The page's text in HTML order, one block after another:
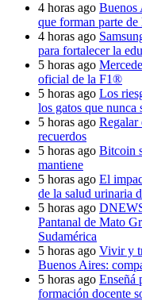
4 horas ago Buenos
que forman parte
4 horas ago
para fortalecer la
5 horas ago
oficial de la F1®
5 horas ago Los
los gatos que nunca
5 horas ago Regalar
recuerdos
5 horas ago Bitcoin
mantiene
5 horas ago El
de la salud urinaria
5 horas ago
Pantanal de Mato
Sudamérica
5 horas ago Vivir y
Buenos Aires:
5 horas ago Enseñá
formación docente